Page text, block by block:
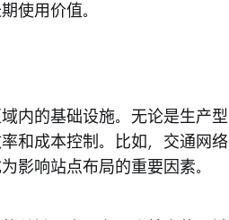
使用价值。
内的基础设施。无论是生产型
和成本控制。比如，交通网络
影响站点布局的重要因素。